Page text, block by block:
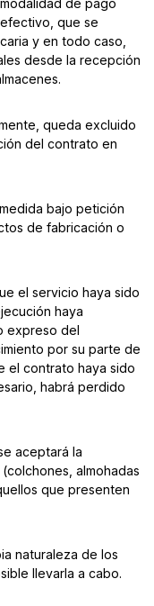
que se
y en todo caso,
desde la recepción
queda excluido
del contrato en
bajo petición
de fabricación o
el servicio haya sido
haya
expreso del
por su parte de
el contrato haya sido
habrá perdido
aceptará la
almohadas
que presenten
naturaleza de los
llevarla a cabo.